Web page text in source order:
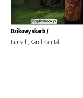
Dzikowy skarb /
Bunsch, Karol Capital